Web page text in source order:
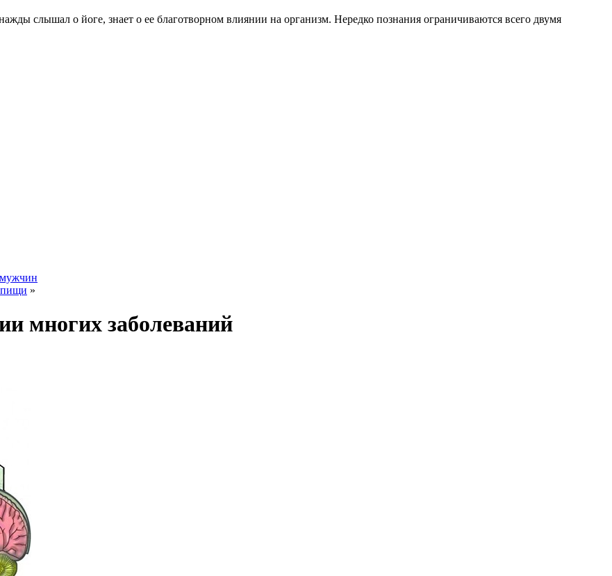
слышал о йоге, знает о ее благотворном влиянии на организм. Нередко познания ограничиваются всего двумя
мужчин
пищи »
многих заболеваний